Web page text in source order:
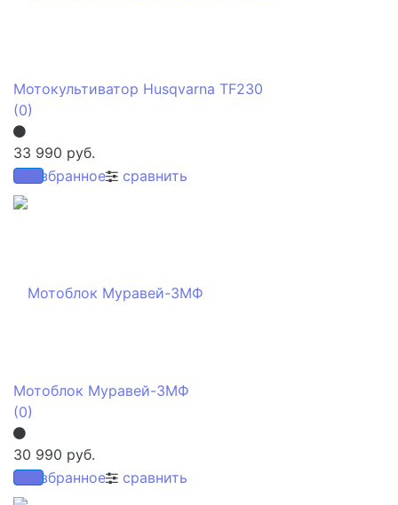
избранное сравнить
Мотокультиватор Husqvarna TF230
(0)
33 990 руб.
избранное сравнить
Мотоблок Муравей-3МФ
(0)
30 990 руб.